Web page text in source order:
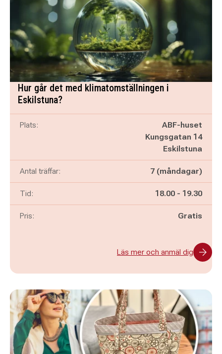
Hur går det med klimatomställningen i
Eskilstuna?
Plats:
ABF-huset
Kungsgatan 14
Eskilstuna
Antal träffar: 7 (måndagar)
Tid: Pågår mellan
18.00 - och
19.30
Pris: Gratis
Läs mer och anmäl dig